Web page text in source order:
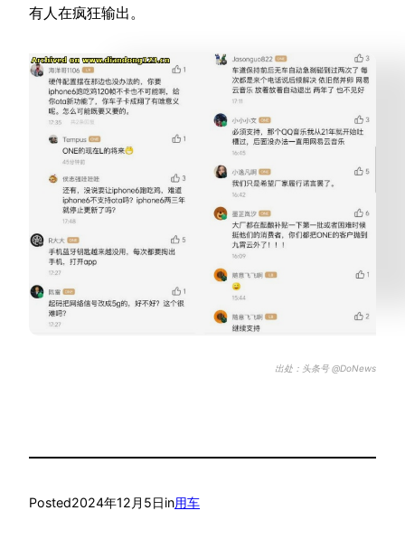
有人在疯狂输出。
出处：头条号 @DoNews
Posted2024年12月5日in用车